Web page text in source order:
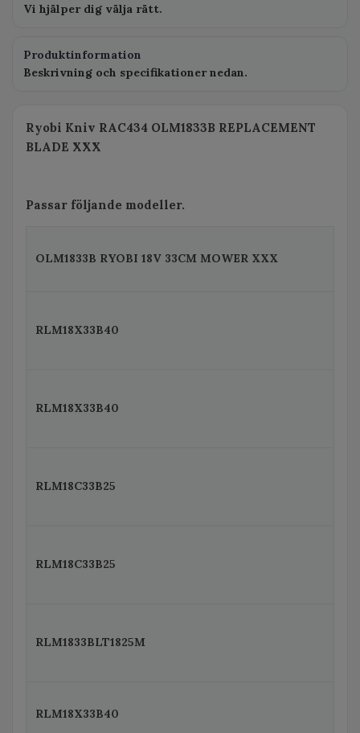
Vi hjälper dig välja rätt.
Produktinformation
Beskrivning och specifikationer nedan.
Ryobi Kniv RAC434 OLM1833B REPLACEMENT
BLADE XXX
Passar följande modeller.
OLM1833B RYOBI 18V 33CM MOWER XXX
RLM18X33B40
RLM18X33B40
RLM18C33B25
RLM18C33B25
RLM1833BLT1825M
RLM18X33B40